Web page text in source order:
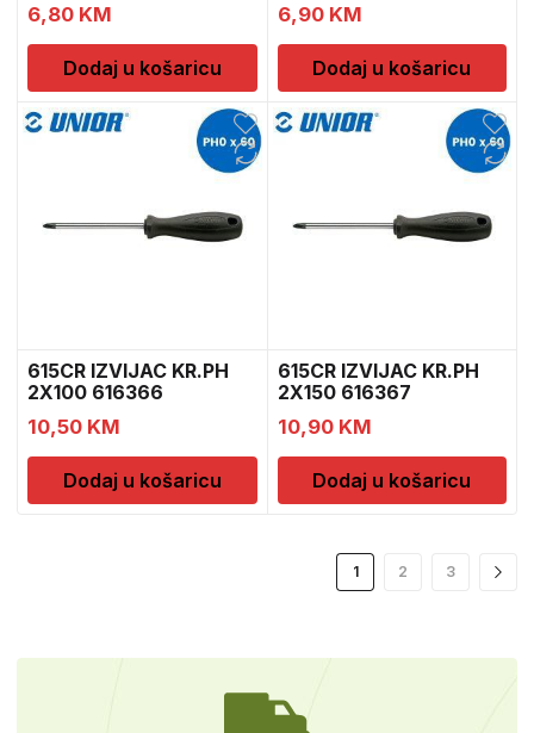
6,80 KM
Dodaj u košaricu
6,90 KM
Dodaj u košaricu
615CR IZVIJAC KR.PH
2X100 616366
10,50 KM
Dodaj u košaricu
615CR IZVIJAC KR.PH
2X150 616367
10,90 KM
Dodaj u košaricu
1 2 3